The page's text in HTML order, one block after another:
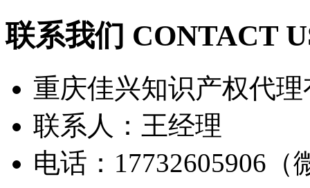
联系我们 CONTACT
重庆佳兴知识产权代
联系人：王经理
电话：17732605906（